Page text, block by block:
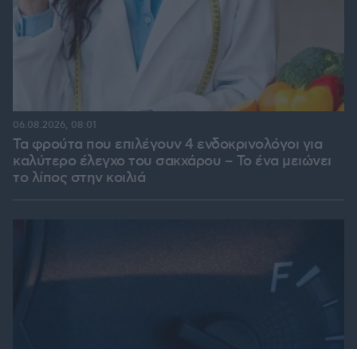
Τα φρούτα που επιλέγουν 4 ενδοκρινολόγοι για
καλύτερο έλεγχο του σακχάρου – Το ένα μειώνει
το λίπος στην κοιλιά
06.08.2026, 08:01